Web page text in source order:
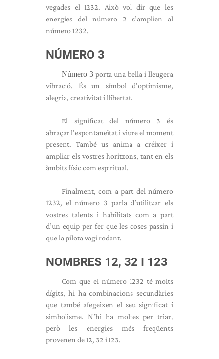
vegades el 1232. Això vol dir que les
energies del número 2 s’amplien al
número 1232.
NÚMERO 3
Número 3 porta una bella i lleugera
vibració. És un símbol d’optimisme,
alegria, creativitat i llibertat.
El significat del número 3 és
abraçar l’espontaneïtat i viure el moment
present. També us anima a créixer i
ampliar els vostres horitzons, tant en els
àmbits físic com espiritual.
Finalment, com a part del número
1232, el número 3 parla d’utilitzar els
vostres talents i habilitats com a part
d’un equip per fer que les coses passin i
que la pilota vagi rodant.
NOMBRES 12, 32 I 123
Com que el número 1232 té molts
dígits, hi ha combinacions secundàries
que també afegeixen el seu significat i
simbolisme. N’hi ha moltes per triar,
però les energies més freqüents
provenen de 12, 32 i 123.